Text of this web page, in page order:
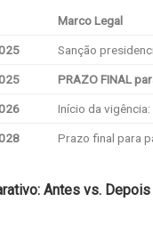
Marco Legal
Sanção
PRAZO FINAL
Início da
Prazo final para
Antes vs. Depois